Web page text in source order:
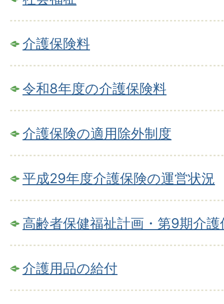
介護保険料
令和8年度の介護保険料
介護保険の適用除外制度
平成29年度介護保険の運営状況
高齢者保健福祉計画・第9期介
介護用品の給付